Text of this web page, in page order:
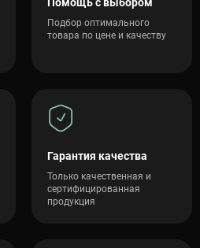
Подбор оптимального
товара по цене и качеству
Гарантия качества
Только качественная и
сертифицированная
продукция